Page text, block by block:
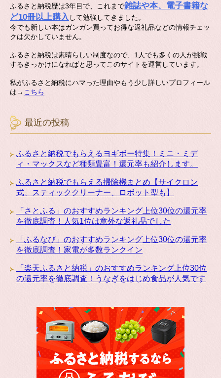
ふるさと納税歴は3年目で、これまで雑誌や本、電子書籍な
ど10冊以上購入 して勉強してきました。
今でも新しい本はガンガン買ってお得な返礼品などの情報チェッ
クは欠かしていません。
ふるさと納税は素晴らしい制度なので、1人でも多くの人が挑戦
するきっかけになればと思ってこのサイトを運営しています。
私がふるさと納税にハマった理由やもう少し詳しいプロフィール
は→ こちら
最近の投稿
ふるさと納税でもらえるヨギボー特集！ミニ・ミデ
ィ・マックスなど種類豊富！還元率も紹介します。
ふるさと納税でもらえる掃除機まとめ【サイクロン
式、スティッククリーナー、ロボット型も】
「さとふる」のおすすめランキング上位30位の還元率
を徹底調査！人気1位は意外な返礼品でした
「ふるなび」のおすすめランキング上位30位の還元率
を徹底調査！家電が多数ランクイン
「楽天ふるさと納税」のおすすめランキング上位30位
の還元率を徹底調査！うなぎをはじめ食品が人気です